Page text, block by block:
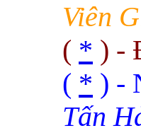
Viên
( * ) -
( * ) -
Tấn